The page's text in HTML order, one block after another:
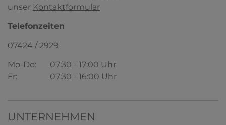
unser Kontaktformular
Telefonzeiten
07424 / 2929
Mo-Do:
07:30 - 17:00 Uhr
Fr:
07:30 - 16:00 Uhr
UNTERNEHMEN